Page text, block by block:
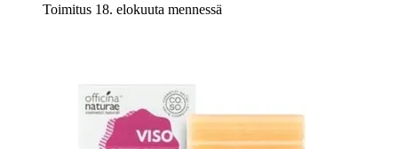
Toimitus 18. elokuuta mennessä